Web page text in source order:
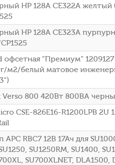
HP 128A CE322A желтый
HP 128A CE323A
офсетная "Премиум" 1209127
м2/белый матовое
800 420Вт 800ВА
CSE-826E16-R1200LPB 2U
APC RBC7 12В 17Ач для
SU1250RM, SU1400,
SU700XLNET, DLA1500,